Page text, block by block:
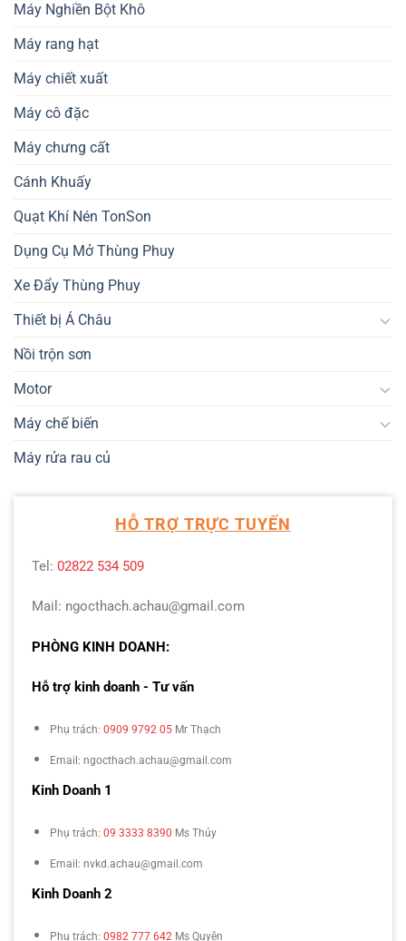
Máy Nghiền Bột Khô
Máy rang hạt
Máy chiết xuất
Máy cô đặc
Máy chưng cất
Cánh Khuấy
Quạt Khí Nén TonSon
Dụng Cụ Mở Thùng Phuy
Xe Đẩy Thùng Phuy
Thiết bị Á Châu
Nồi trộn sơn
Motor
Máy chế biến
Máy rửa rau củ
HỖ TRỢ TRỰC TUYẾN
Tel: 02822 534 509
Mail: ngocthach.achau@gmail.com
PHÒNG KINH DOANH:
Hỗ trợ kinh doanh - Tư vấn
Phụ trách: 0909 9792 05 Mr Thạch
Email: ngocthach.achau@gmail.com
Kinh Doanh 1
Phụ trách: 09 3333 8390 Ms Thúy
Email: nvkd.achau@gmail.com
Kinh Doanh 2
Phụ trách: 0982 777 642 Ms Quyên